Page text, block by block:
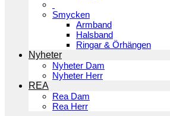
Smycken
Armband
Halsband
Ringar & Örhängen
Nyheter
Nyheter Dam
Nyheter Herr
REA
Rea Dam
Rea Herr